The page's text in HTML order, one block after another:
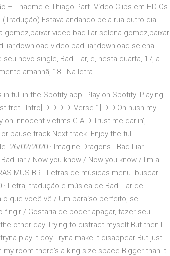
– Thaeme e Thiago Part. Vídeo Clips em HD Os
Estava andando pela rua outro dia
gomez,baixar video bad liar selena gomez,baixar
video bad liar,download selena
novo single, Bad Liar, e, nesta quarta, 17, a
amanhã, 18.. Na letra
full in the Spotify app. Play on Spotify. Playing.
[Intro] D D D D [Verse 1] D D Oh hush my
innocent victims G A D Trust me darlin',
pause track Next track. Enjoy the full
26/02/2020 · Imagine Dragons - Bad Liar
liar / Now you know / Now you know / I'm a
- Letras de músicas menu. buscar.
· Letra, tradução e música de Bad Liar de
que você vê / Um paraíso perfeito, se
/ Gostaria de poder apagar, fazer seu
other day Trying to distract myself But then I
play it coy Tryna make it disappear But just
my room there's a king size space Bigger than it